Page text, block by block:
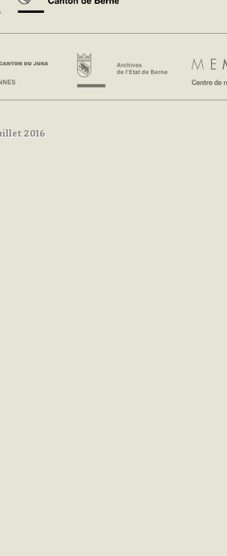
2016